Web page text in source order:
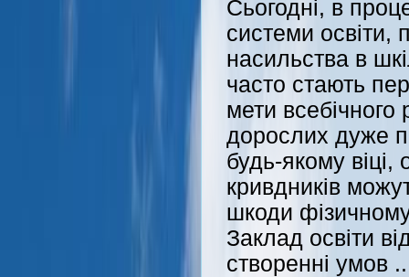
Сьогодні, в
системи освіти,
насильства в
часто стають
мети
дорослих дуже
будь-якому віці,
кривдників
шкоди
Заклад освіти
створенні умов